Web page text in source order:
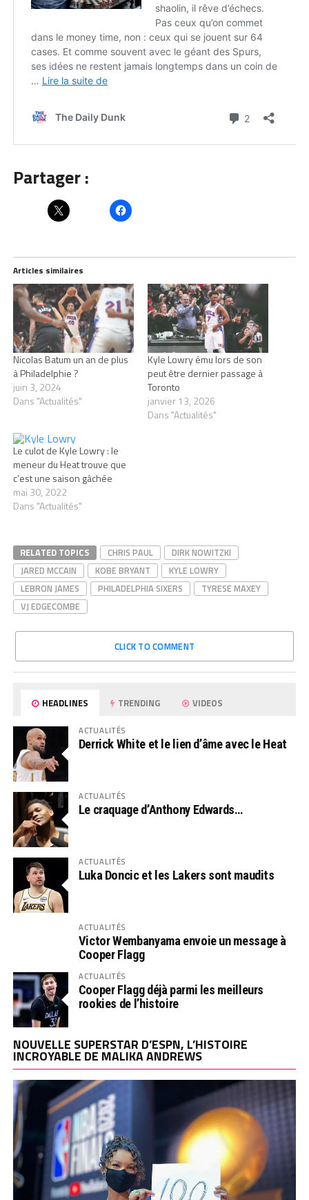
Partager :
Articles similaires
Nicolas Batum un an de plus
à Philadelphie ?
juin 3, 2024
Dans "Actualités"
Kyle Lowry ému lors de son
peut être dernier passage à
Toronto
janvier 13, 2026
Dans "Actualités"
Le culot de Kyle Lowry : le
meneur du Heat trouve que
c’est une saison gâchée
mai 30, 2022
Dans "Actualités"
RELATED TOPICS CHRIS PAUL
DIRK NOWITZKI
JARED MCCAIN
KOBE BRYANT
KYLE LOWRY
LEBRON JAMES
PHILADELPHIA SIXERS
TYRESE MAXEY
VJ EDGECOMBE
CLICK TO COMMENT
HEADLINES TRENDING VIDEOS
ACTUALITÉS
Derrick White et le lien d’âme avec le Heat
ACTUALITÉS
Le craquage d’Anthony Edwards…
ACTUALITÉS
Luka Doncic et les Lakers sont maudits
ACTUALITÉS
Victor Wembanyama envoie un message à
Cooper Flagg
ACTUALITÉS
Cooper Flagg déjà parmi les meilleurs
rookies de l’histoire
NOUVELLE SUPERSTAR D’ESPN, L’HISTOIRE
INCROYABLE DE MALIKA ANDREWS